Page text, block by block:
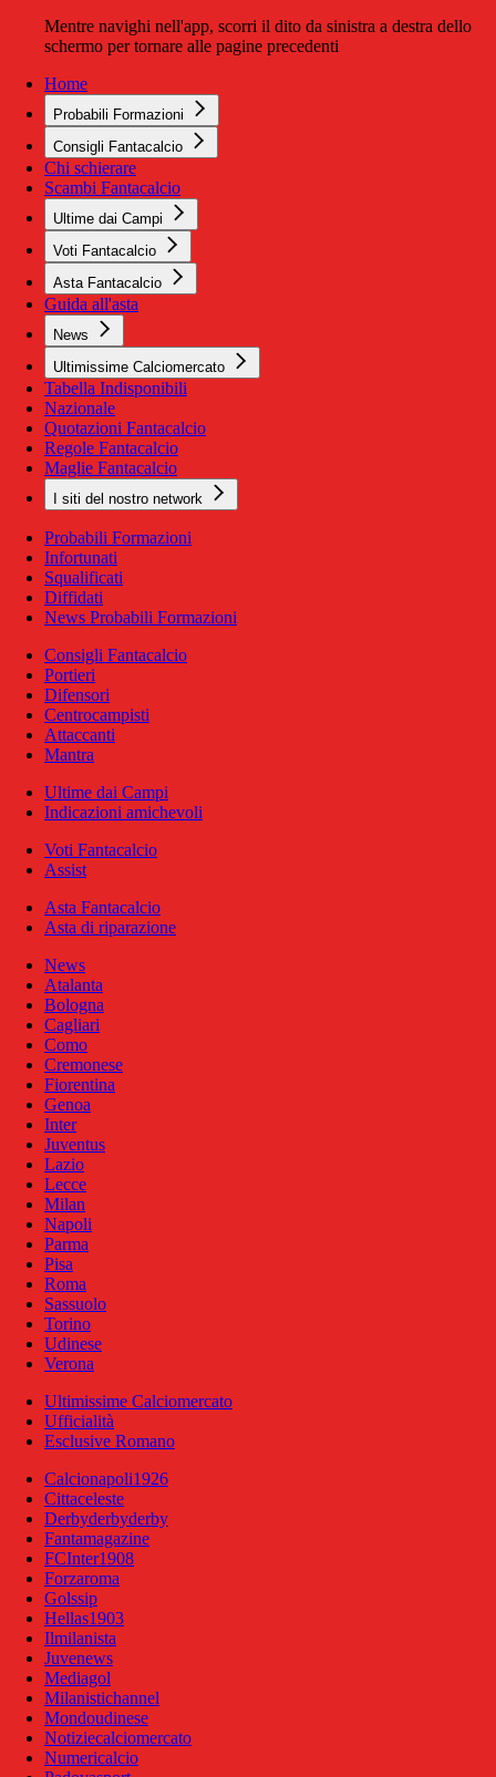
Mentre navighi nell'app, scorri il dito da sinistra a destra dello
schermo per tornare alle pagine precedenti
Home
Probabili Formazioni
Consigli Fantacalcio
Chi schierare
Scambi Fantacalcio
Ultime dai Campi
Voti Fantacalcio
Asta Fantacalcio
Guida all'asta
News
Ultimissime Calciomercato
Tabella Indisponibili
Nazionale
Quotazioni Fantacalcio
Regole Fantacalcio
Maglie Fantacalcio
I siti del nostro network
Probabili Formazioni
Infortunati
Squalificati
Diffidati
News Probabili Formazioni
Consigli Fantacalcio
Portieri
Difensori
Centrocampisti
Attaccanti
Mantra
Ultime dai Campi
Indicazioni amichevoli
Voti Fantacalcio
Assist
Asta Fantacalcio
Asta di riparazione
News
Atalanta
Bologna
Cagliari
Como
Cremonese
Fiorentina
Genoa
Inter
Juventus
Lazio
Lecce
Milan
Napoli
Parma
Pisa
Roma
Sassuolo
Torino
Udinese
Verona
Ultimissime Calciomercato
Ufficialità
Esclusive Romano
Calcionapoli1926
Cittaceleste
Derbyderbyderby
Fantamagazine
FCInter1908
Forzaroma
Golssip
Hellas1903
Ilmilanista
Juvenews
Mediagol
Milanistichannel
Mondoudinese
Notiziecalciomercato
Numericalcio